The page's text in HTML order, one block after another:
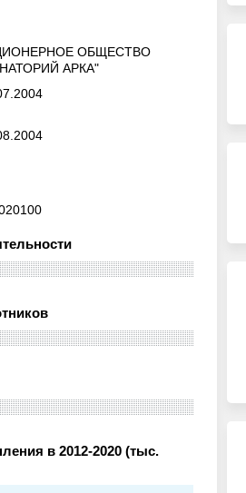
ОБЩЕСТВО
АРКА"
в 2012-2020 (тыс.